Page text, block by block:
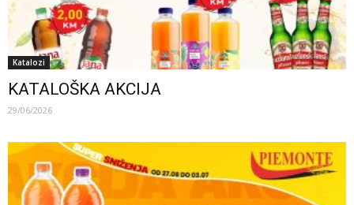
Katalozi
KATALOŠKA AKCIJA
29/06/2026